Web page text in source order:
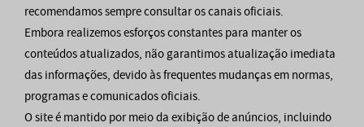
recomendamos sempre consultar os canais oficiais.
Embora realizemos esforços constantes para manter os
conteúdos atualizados, não garantimos atualização imediata
das informações, devido às frequentes mudanças em normas,
programas e comunicados oficiais.
O site é mantido por meio da exibição de anúncios, incluindo